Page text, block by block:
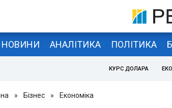
НОВИНИ АНАЛІТИКА ПОЛІТИКА
КУРС ДОЛАРА
» Бізнес » Економіка